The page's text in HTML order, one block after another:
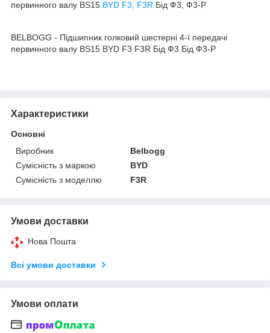
первинного валу BS15 BYD F3, F3R Бід Ф3, Ф3-Р
BELBOGG - Підшипник голковий шестерні 4-ї передачі
первинного валу BS15 BYD F3 F3R Бід Ф3 Бід Ф3-Р
Характеристики
Основні
Виробник
Belbogg
Сумісність з маркою
BYD
Сумісність з моделлю
F3R
Умови доставки
Нова Пошта
Всі умови доставки
Умови оплати